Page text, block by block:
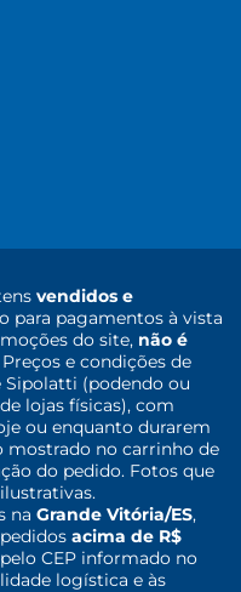
vendidos e
para pagamentos à vista
do site, não é
Preços e condições de
Sipolatti (podendo ou
lojas físicas), com
ou enquanto durarem
mostrado no carrinho de
do pedido. Fotos que
na Grande Vitória/ES,
acima de R$
CEP informado no
logística e às